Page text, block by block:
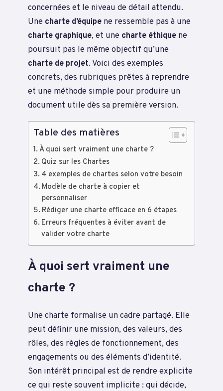
concernées et le niveau de détail attendu.
Une charte d’équipe ne ressemble pas à une
charte graphique, et une charte éthique ne
poursuit pas le même objectif qu’une
charte de projet. Voici des exemples
concrets, des rubriques prêtes à reprendre
et une méthode simple pour produire un
document utile dès sa première version.
Table des matières
À quoi sert vraiment une charte ?
Quiz sur les Chartes
4 exemples de chartes selon votre besoin
Modèle de charte à copier et
personnaliser
Rédiger une charte efficace en 6 étapes
Erreurs fréquentes à éviter avant de
valider votre charte
À quoi sert vraiment une
charte ?
Une charte formalise un cadre partagé. Elle
peut définir une mission, des valeurs, des
rôles, des règles de fonctionnement, des
engagements ou des éléments d’identité.
Son intérêt principal est de rendre explicite
ce qui reste souvent implicite : qui décide,